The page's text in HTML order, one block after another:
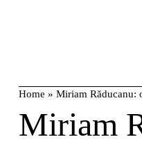
Home » Miriam Răducanu:
Miriam